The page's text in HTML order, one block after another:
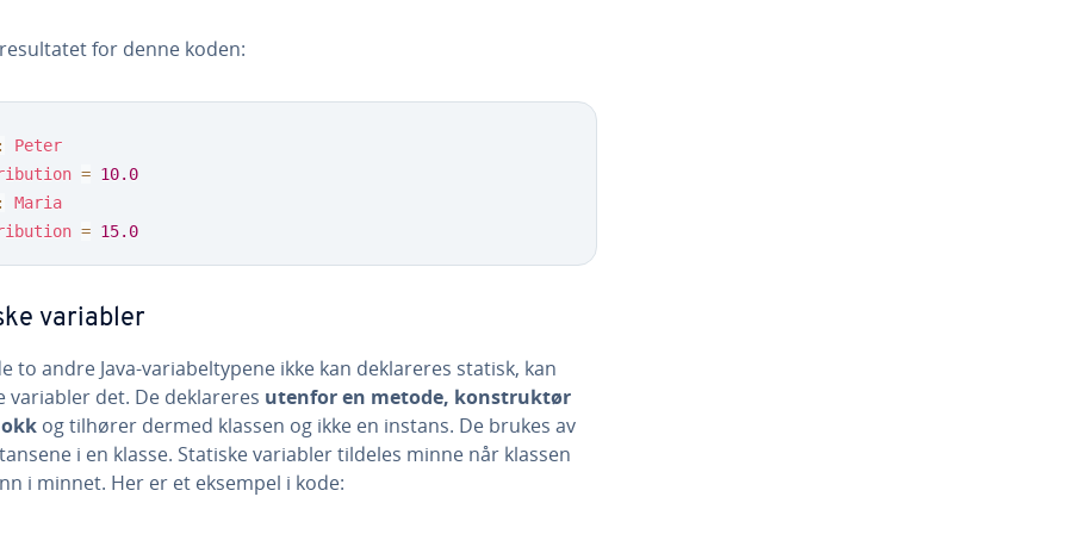
for denne koden:
Peter
= 10.0
Maria
= 15.0
variabler
to andre Java-variabeltypene ikke kan deklareres statisk, kan
variabler det. De deklareres utenfor en metode, konstruktør
og tilhører dermed klassen og ikke en instans. De brukes av
i en klasse. Statiske variabler tildeles minne når klassen
i minnet. Her er et eksempel i kode: